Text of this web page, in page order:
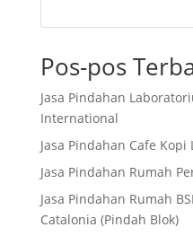
Pos-pos
Jasa Pindahan
International
Jasa Pindahan Cafe
Jasa Pindahan Rumah
Jasa Pindahan Rumah
Catalonia (Pindah Blok)